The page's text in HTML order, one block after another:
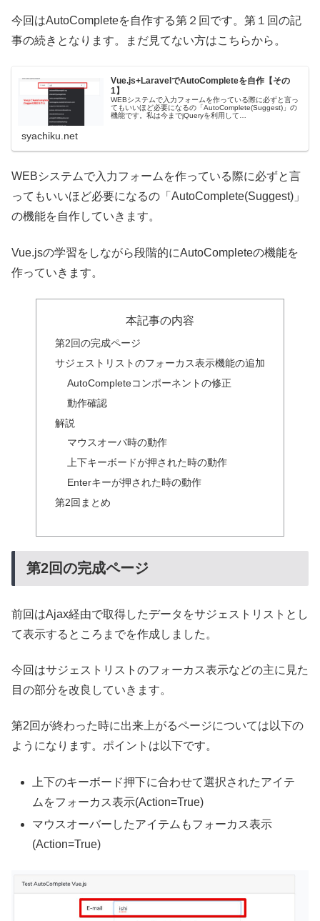
今回はAutoCompleteを自作する第２回です。第１回の記
事の続きとなります。まだ見てない方はこちらから。
Vue.js+LaravelでAutoCompleteを自作【その
1】
WEBシステムで入力フォームを作っている際に必ずと言っ
てもいいほど必要になるの「AutoComplete(Suggest)」の
機能です。私は今までjQueryを利用して
syachiku.net
WEBシステムで入力フォームを作っている際に必ずと言
ってもいいほど必要になるの「AutoComplete(Suggest)」
の機能を自作していきます。
Vue.jsの学習をしながら段階的にAutoCompleteの機能を
作っていきます。
本記事の内容
第2回の完成ページ
サジェストリストのフォーカス表示機能の追加
AutoCompleteコンポーネントの修正
動作確認
解説
マウスオーバ時の動作
上下キーボードが押された時の動作
Enterキーが押された時の動作
第2回まとめ
第2回の完成ページ
前回はAjax経由で取得したデータをサジェストリストとし
て表示するところまでを作成しました。
今回はサジェストリストのフォーカス表示などの主に見た
目の部分を改良していきます。
第2回が終わった時に出来上がるページについては以下の
ようになります。ポイントは以下です。
上下のキーボード押下に合わせて選択されたアイテ
ムをフォーカス表示(Action=True)
マウスオーバーしたアイテムもフォーカス表示
(Action=True)